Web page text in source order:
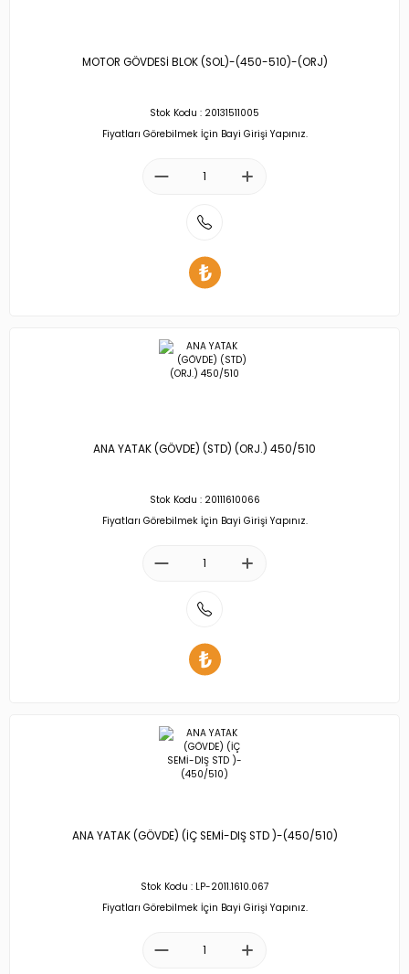
MOTOR GÖVDESİ BLOK (SOL)-(450-510)-(ORJ)
Stok Kodu : 20131511005
Fiyatları Görebilmek İçin Bayi Girişi Yapınız.
ANA YATAK (GÖVDE) (STD) (ORJ.) 450/510
Stok Kodu : 20111610066
Fiyatları Görebilmek İçin Bayi Girişi Yapınız.
ANA YATAK (GÖVDE) (İÇ SEMİ-DIŞ STD )-(450/510)
Stok Kodu : LP-2011.1610.067
Fiyatları Görebilmek İçin Bayi Girişi Yapınız.